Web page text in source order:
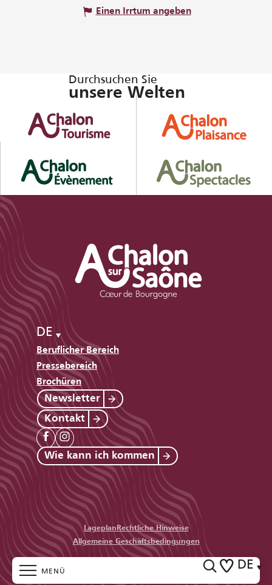
MENÜ DE
Einen Irrtum angeben
Durchsuchen Sie
unsere Welten
DE
Beruflicher Bereich
Pressebereich
Brochüren
Newsletter
Kontakt
Wie kann ich kommen
Lageplan Rechtliche Hinweise
Allgemeine Geschäftsbedingungen